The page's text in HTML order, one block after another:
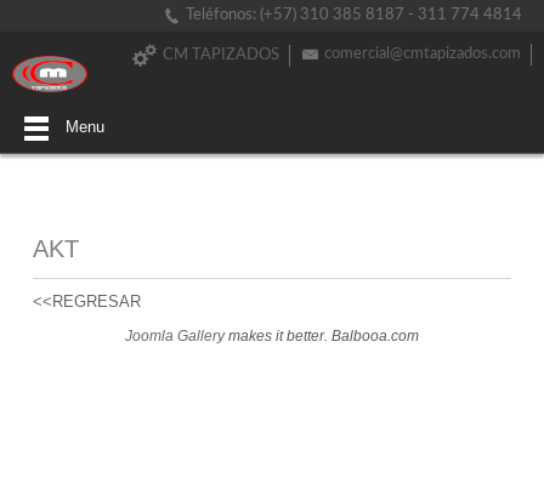
Teléfonos: (+57) 310 385 8187 - 311 774 4814
comercial@cmtapizados.com
CM TAPIZADOS
Menu
AKT
<<REGRESAR
Joomla Gallerymakes it better. Balbooa.com